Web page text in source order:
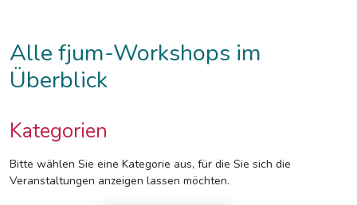
Alle fjum-Workshops im
Überblick
Kategorien
Bitte wählen Sie eine Kategorie aus, für die Sie sich die
Veranstaltungen anzeigen lassen möchten.